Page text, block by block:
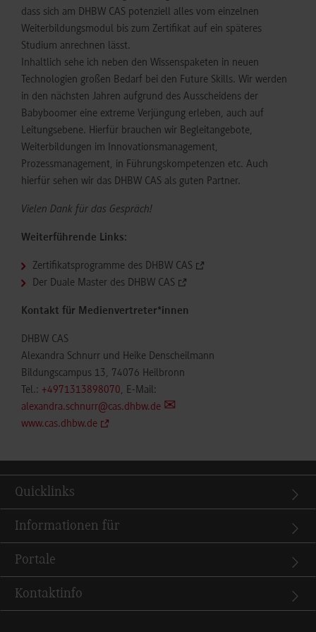
dass sich am DHBW CAS potenziell alles vom einzelnen
Weiterbildungsmodul bis zum Zertifikat auf ein späteres
Studium anrechnen lässt.
Inhaltlich sehe ich neben den Wissenspaketen in neuen
Technologien großen Bedarf bei den Future Skills. Wir werden
in den nächsten Jahren aufgrund des Ausscheidens der
Babyboomer eine extreme Verjüngung erleben, auch auf
Leitungsebene. Hierfür brauchen wir Begleitangebote,
Weiterbildungen im Innovationsmanagement,
Prozessmanagement, in Führungskompetenzen etc. Auch
hierfür sehen wir das DHBW CAS als guten Partner.
Vielen Dank für das Gespräch!
Weiterführende Links:
Zertifikatsprogramme des DHBW CAS
Der Duale Master des DHBW CAS
Kontakt für Medienvertreter*innen
DHBW CAS
Alexandra Schnurr und Heike Denscheilmann
Bildungscampus 13, 74076 Heilbronn
Tel.: +4971313898070, E-Mail:
alexandra.schnurr@cas.dhbw.de
www.cas.dhbw.de
Quicklinks
Informationen für
Portale
Kontaktinfo